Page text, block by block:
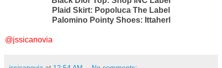
Plaid Skirt: Popoluca The Label
Palomino Pointy Shoes: Ittaherl
@jssicanovia